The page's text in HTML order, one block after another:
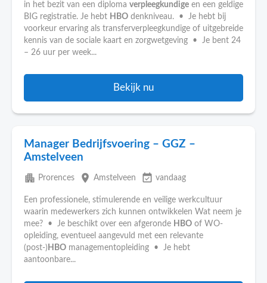
in het bezit van een diploma verpleegkundige en een geldige
BIG registratie. Je hebt HBO denkniveau. • Je hebt bij
voorkeur ervaring als transferverpleegkundige of uitgebreide
kennis van de sociale kaart en zorgwetgeving • Je bent 24
– 26 uur per week...
Bekijk nu
Manager Bedrijfsvoering – GGZ –
Amstelveen
apartment Prorences place Amstelveen event_available vandaag
Een professionele, stimulerende en veilige werkcultuur
waarin medewerkers zich kunnen ontwikkelen Wat neem je
mee? • Je beschikt over een afgeronde HBO of WO-
opleiding, eventueel aangevuld met een relevante
(post-) HBO managementopleiding • Je hebt
aantoonbare...